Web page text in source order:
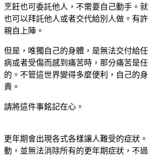
烹飪也可委託他人，不需要自己動手。
也可以拜託他人或者交代給別人做。有
親自上陣。
但是，唯獨自己的身體，是無法交付給
病或者受傷而感到痛苦時，那分痛苦是
的。不管這世界變得多麼便利，自己的
責。
請將這件事銘記在心。
更年期會出現各式各樣讓人難受的症狀
動，並無法消除所有的更年期症狀，不